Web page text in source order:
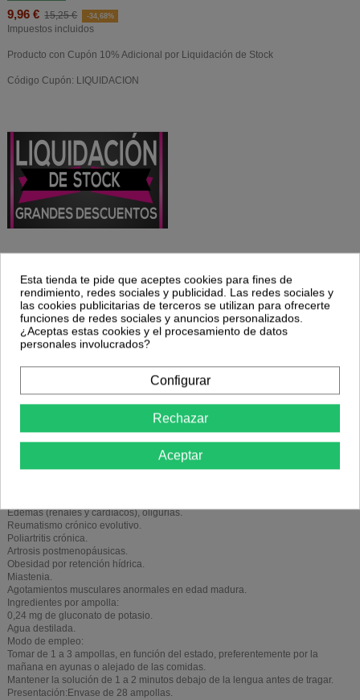
9,96 € 15,25 € -34,68%
Impuestos incluidos
Producto con Cupón 10% Adicional por Liquidación de Stock
Código Cupón: LIQUIDACION
Indicado en los siguientes casos:
Edemas (renales y cardíacos), oligurias.
Reumatismo crónico evolutivo.
Poliartritis crónica.
Artrosis postmenopáusic
Descripción
Edemas (renales y cardíacos), oligurias.
Reumatismo crónico evolutivo.
Poliartritis crónica.
Artrosis postmenopáusicas.
Obesidad por retención hídrica.
Miastenia.
Agotamientos musculares anormales en edad madura.
Ingredientes por ampolla:
0,24 mg de gluconato de potasio.
Agua destilada.
Modo de empleo:
Tomar de 1 a 3 ampollas, en función del estado, preferentemente por la
mañana en ayunas o alejado de las comidas.
Mantener la solución de 1 a 2 minutos debajo de la lengua antes de tragar.
Presentación:Envase de 28 ampollas.
Esta tienda te pide que aceptes cookies para fines de
rendimiento, redes sociales y publicidad. Las redes sociales y
las cookies publicitarias de terceros se utilizan para ofrecerte
funciones de redes sociales y anuncios personalizados.
¿Aceptas estas cookies y el procesamiento de datos
personales involucrados?
Configurar
Rechazar
Aceptar